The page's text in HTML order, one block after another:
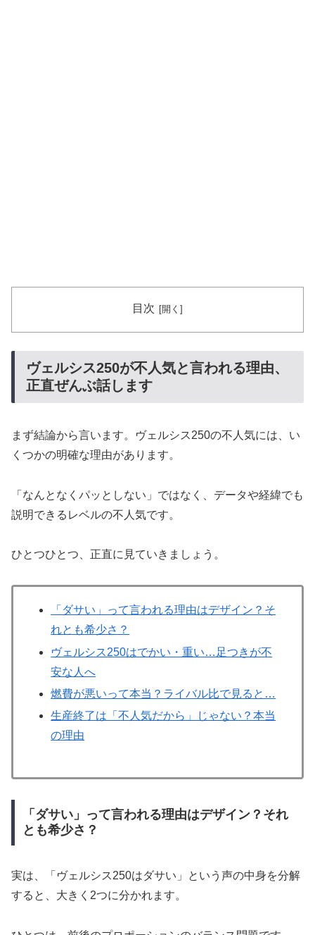
目次
ヴェルシス250が不人気と言われる理由、
正直ぜんぶ話します
まず結論から言います。ヴェルシス250の不人気には、い
くつかの明確な理由があります。
「なんとなくパッとしない」ではなく、データや経緯でも
説明できるレベルの不人気です。
ひとつひとつ、正直に見ていきましょう。
「ダサい」って言われる理由はデザイン？そ
れとも希少さ？
ヴェルシス250はでかい・重い…足つきが不
安な人へ
燃費が悪いって本当？ライバル比で見ると…
生産終了は「不人気だから」じゃない？本当
の理由
「ダサい」って言われる理由はデザイン？それ
とも希少さ？
実は、「ヴェルシス250はダサい」という声の中身を分解
すると、大きく2つに分かれます。